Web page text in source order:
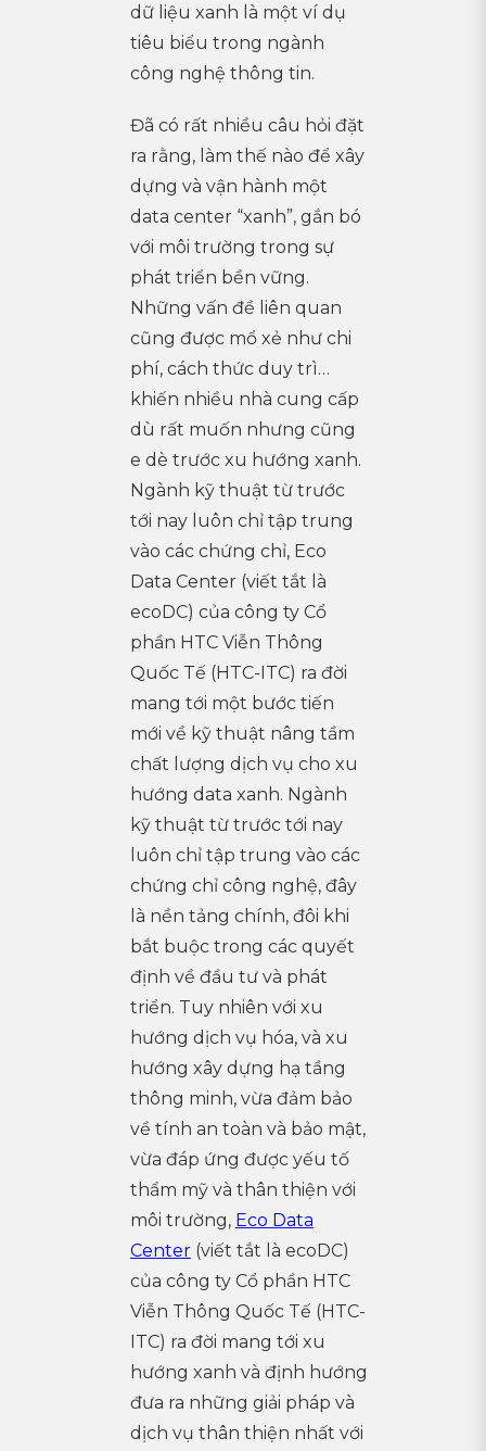
dữ liệu xanh là một ví dụ
tiêu biểu trong ngành
công nghệ thông tin.
Đã có rất nhiều câu hỏi đặt
ra rằng, làm thế nào để xây
dựng và vận hành một
data center “xanh”, gắn bó
với môi trường trong sự
phát triển bền vững.
Những vấn đề liên quan
cũng được mổ xẻ như chi
phí, cách thức duy trì…
khiến nhiều nhà cung cấp
dù rất muốn nhưng cũng
e dè trước xu hướng xanh.
Ngành kỹ thuật từ trước
tới nay luôn chỉ tập trung
vào các chứng chỉ, Eco
Data Center (viết tắt là
ecoDC) của công ty Cổ
phần HTC Viễn Thông
Quốc Tế (HTC-ITC) ra đời
mang tới một bước tiến
mới về kỹ thuật nâng tầm
chất lượng dịch vụ cho xu
hướng data xanh. Ngành
kỹ thuật từ trước tới nay
luôn chỉ tập trung vào các
chứng chỉ công nghệ, đây
là nền tảng chính, đôi khi
bắt buộc trong các quyết
định về đầu tư và phát
triển. Tuy nhiên với xu
hướng dịch vụ hóa, và xu
hướng xây dựng hạ tầng
thông minh, vừa đảm bảo
về tính an toàn và bảo mật,
vừa đáp ứng được yếu tố
thẩm mỹ và thân thiện với
môi trường, Eco Data
Center (viết tắt là ecoDC)
của công ty Cổ phần HTC
Viễn Thông Quốc Tế (HTC-
ITC) ra đời mang tới xu
hướng xanh và định hướng
đưa ra những giải pháp và
dịch vụ thân thiện nhất với